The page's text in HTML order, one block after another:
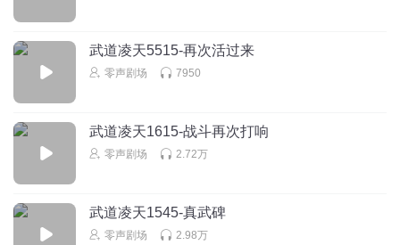
武道凌天5515-再次活过来
零声剧场 7950
武道凌天1615-战斗再次打响
零声剧场 2.72万
武道凌天1545-真武碑
零声剧场 2.98万